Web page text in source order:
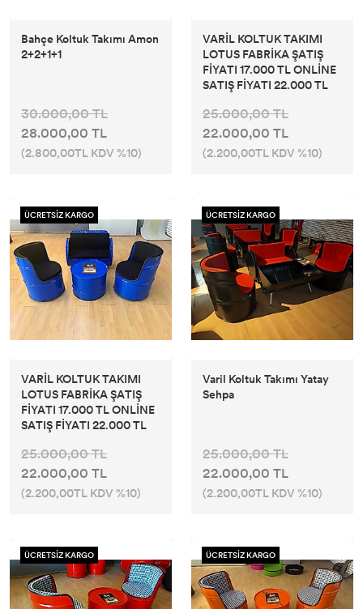
Bahçe Koltuk Takımı Amon
2+2+1+1
30.000,00 TL
28.000,00 TL
(2.800,00TL KDV %10)
VARİL KOLTUK TAKIMI
LOTUS FABRİKA ŞATIŞ
FİYATI 17.000 TL ONLİNE
SATIŞ FİYATI 22.000 TL
25.000,00 TL
22.000,00 TL
(2.200,00TL KDV %10)
ÜCRETSİZ KARGO
VARİL KOLTUK TAKIMI
LOTUS FABRİKA ŞATIŞ
FİYATI 17.000 TL ONLİNE
SATIŞ FİYATI 22.000 TL
25.000,00 TL
22.000,00 TL
(2.200,00TL KDV %10)
ÜCRETSİZ KARGO
Varil Koltuk Takımı Yatay
Sehpa
25.000,00 TL
22.000,00 TL
(2.200,00TL KDV %10)
ÜCRETSİZ KARGO ÜCRETSİZ KARGO